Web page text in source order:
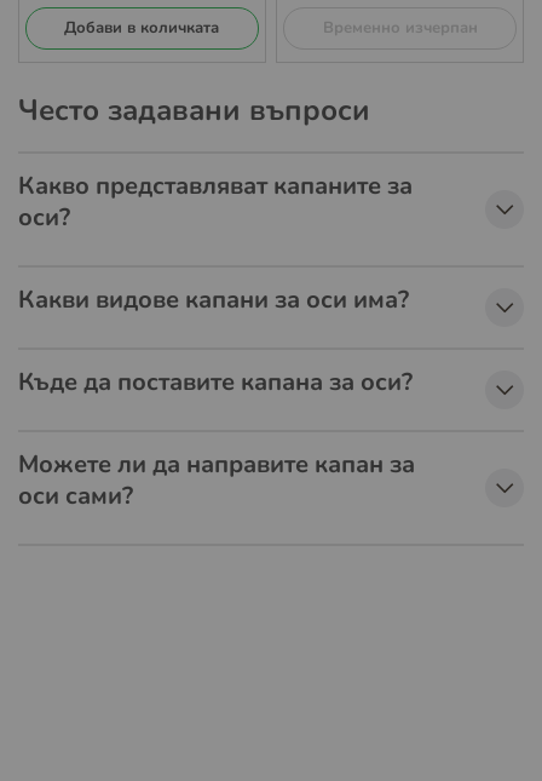
Добави в количката
Временно изчерпан
Често задавани въпроси
Какво представляват капаните за
оси?
Какви видове капани за оси има?
Къде да поставите капана за оси?
Можете ли да направите капан за
оси сами?